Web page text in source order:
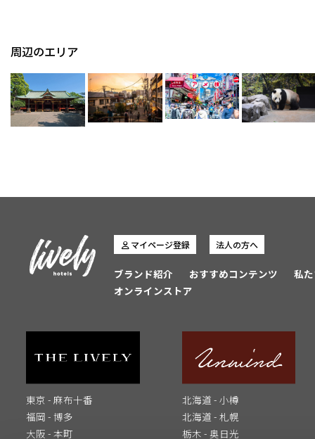
周辺のエリア
マイページ登録 法人の方へ
ブランド紹介 おすすめコンテンツ
私
オンラインストア
東京 - 麻布十番
福岡 - 博多
大阪 - 本町
北海道 - 小樽
北海道 - 札幌
栃木 - 奥日光